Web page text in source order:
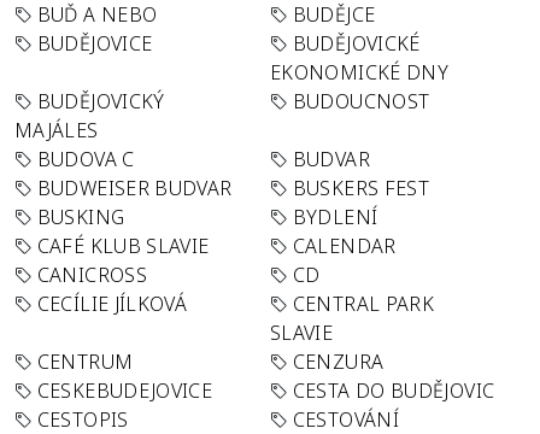
BUĎ A NEBO
BUDĚJCE
BUDĚJOVICE
BUDĚJOVICKÉ
EKONOMICKÉ DNY
BUDĚJOVICKÝ
MAJÁLES
BUDOUCNOST
BUDOVA C
BUDVAR
BUDWEISER BUDVAR
BUSKERS FEST
BUSKING
BYDLENÍ
CAFÉ KLUB SLAVIE
CALENDAR
CANICROSS
CD
CECÍLIE JÍLKOVÁ
CENTRAL PARK
SLAVIE
CENTRUM
CENZURA
CESKEBUDEJOVICE
CESTA DO BUDĚJOVIC
CESTOPIS
CESTOVÁNÍ